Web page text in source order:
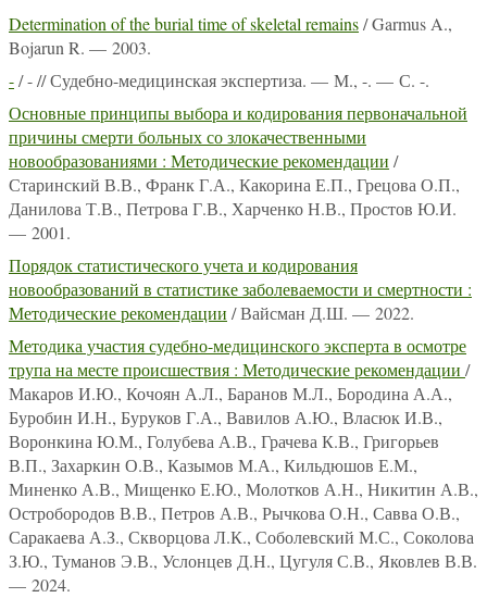
Determination of the burial time of skeletal remains/ Garmus A.,
Bojarun R. — 2003.
-/ - // Судебно-медицинская экспертиза. — М., -. — С. -.
Основные принципы выбора и кодирования первоначальной
причины смерти больных со злокачественными
новообразованиями : Методические рекомендации /
Старинский В.В., Франк Г.А., Какорина Е.П., Грецова О.П.,
Данилова Т.В., Петрова Г.В., Харченко Н.В., Простов Ю.И.
— 2001.
Порядок статистического учета и кодирования
новообразований в статистике заболеваемости и смертности :
Методические рекомендации / Вайсман Д.Ш. — 2022.
Методика участия судебно-медицинского эксперта в осмотре
трупа на месте происшествия : Методические рекомендации /
Макаров И.Ю., Кочоян А.Л., Баранов М.Л., Бородина А.А.,
Буробин И.Н., Буруков Г.А., Вавилов А.Ю., Власюк И.В.,
Воронкина Ю.М., Голубева А.В., Грачева К.В., Григорьев
В.П., Захаркин О.В., Казымов М.А., Кильдюшов Е.М.,
Миненко А.В., Мищенко Е.Ю., Молотков А.Н., Никитин А.В.,
Остробородов В.В., Петров А.В., Рычкова О.Н., Савва О.В.,
Саракаева А.З., Скворцова Л.К., Соболевский М.С., Соколова
З.Ю., Туманов Э.В., Услонцев Д.Н., Цугуля С.В., Яковлев В.В.
— 2024.